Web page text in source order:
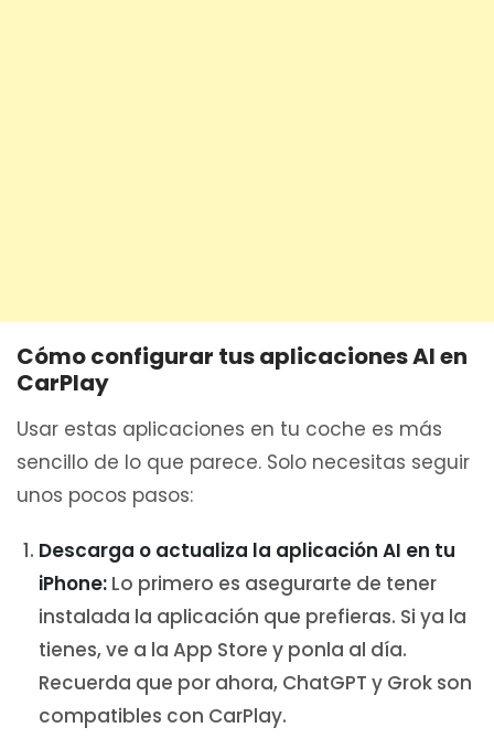
Cómo configurar tus aplicaciones AI en
CarPlay
Usar estas aplicaciones en tu coche es más
sencillo de lo que parece. Solo necesitas seguir
unos pocos pasos:
Descarga o actualiza la aplicación AI en tu
iPhone: Lo primero es asegurarte de tener
instalada la aplicación que prefieras. Si ya la
tienes, ve a la App Store y ponla al día.
Recuerda que por ahora, ChatGPT y Grok son
compatibles con CarPlay.